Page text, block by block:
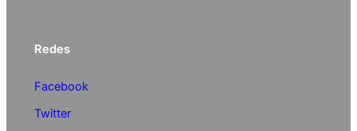
Redes
Facebook
Twitter